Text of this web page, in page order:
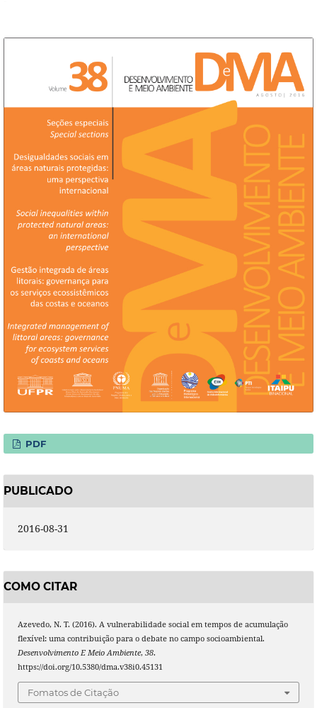
PDF
PUBLICADO
2016-08-31
COMO CITAR
Azevedo, N. T. (2016). A vulnerabilidade social em tempos de acumulação
flexível: uma contribuição para o debate no campo socioambiental.
Desenvolvimento E Meio Ambiente, 38.
https://doi.org/10.5380/dma.v38i0.45131
Fomatos de Citação